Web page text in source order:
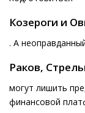
Козероги и
. А
Раков,
могут лишить
финансовой